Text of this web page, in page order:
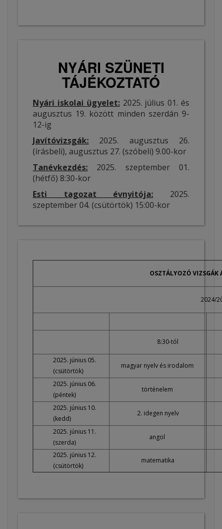
NYÁRI SZÜNETI
TÁJÉKOZTATÓ
Nyári iskolai ügyelet:2025. július 01. és
augusztus 19. között minden szerdán 9-
12-ig
Javítóvizsgák: 2025. augusztus 26.
(írásbeli), augusztus 27. (szóbeli) 9.00-kor
Tanévkezdés: 2025. szeptember 01.
(hétfő) 8:30-kor
Esti tagozat évnyitója: 2025.
szeptember 04. (csütörtök) 15:00-kor
OSZTÁLYOZÓ
2024/
8:30-tól
2025. június 05.
(csütörtök)
magyar nyelv és irodalom
2025. június 06.
(péntek)
történelem
2025. június 10.
(kedd)
2. idegen nyelv
2025. június 11.
(szerda)
angol
2025. június 12.
(csütörtök)
matematika